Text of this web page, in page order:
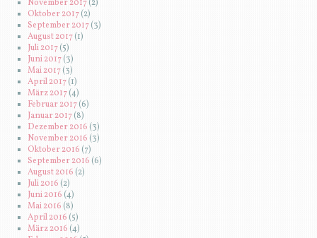
November 2017(2)
Oktober 2017(2)
September 2017(3)
August 2017(1)
Juli 2017(5)
Juni 2017(3)
Mai 2017(3)
April 2017(1)
März 2017(4)
Februar 2017(6)
Januar 2017(8)
Dezember 2016 (3)
November 2016 (3)
Oktober 2016(7)
September 2016 (6)
August 2016(2)
Juli 2016(2)
Juni 2016 (4)
Mai 2016 (8)
April 2016(5)
März 2016 (4)